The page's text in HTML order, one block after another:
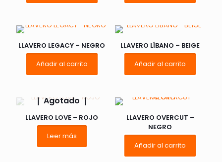
LLAVERO LEGACY – NEGRO
Añadir al carrito
LLAVERO LÍBANO – BEIGE
Añadir al carrito
Agotado
LLAVERO LOVE – ROJO
Leer más
LLAVERO OVERCUT –
NEGRO
Añadir al carrito